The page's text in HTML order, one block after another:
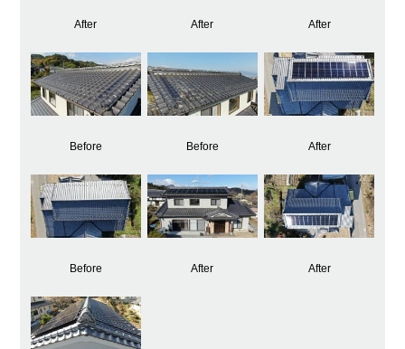
After After After
Before Before After
Before After After